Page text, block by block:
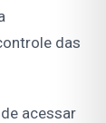
das
acessar